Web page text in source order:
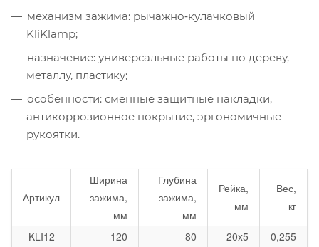
механизм зажима: рычажно‑кулачковый
KliKlamp;
назначение: универсальные работы по дереву,
металлу, пластику;
особенности: сменные защитные накладки,
антикоррозионное покрытие, эргономичные
рукоятки.
Артикул
Ширина
зажима,
мм
Глубина
зажима,
мм
Рейка,
мм
Вес,
кг
KLI12 120 80 20x5 0,255